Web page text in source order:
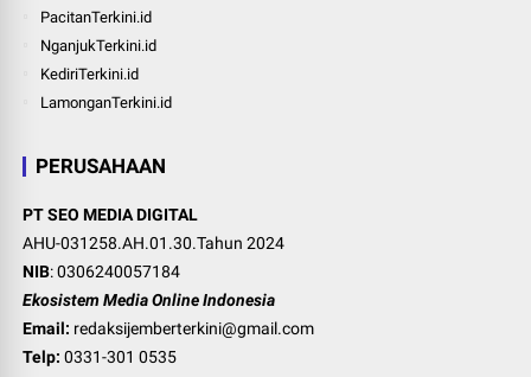
PacitanTerkini.id
NganjukTerkini.id
KediriTerkini.id
LamonganTerkini.id
PERUSAHAAN
PT SEO MEDIA DIGITAL
AHU-031258.AH.01.30.Tahun 2024
NIB: 0306240057184
Ekosistem Media Online Indonesia
Email: redaksijemberterkini@gmail.com
Telp: 0331-301 0535